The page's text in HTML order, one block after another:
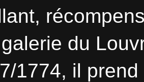
du
1774, il